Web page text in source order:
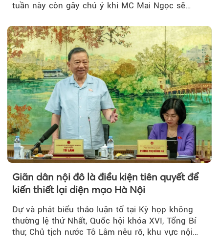
tuần này còn gây chú ý khi MC Mai Ngọc sẽ
Giãn dân nội đô là điều kiện tiên quyết để
kiến thiết lại diện mạo Hà Nội
Dự và phát biểu thảo luận tổ tại Kỳ họp không
thường lệ thứ Nhất, Quốc hội khóa XVI, Tổng Bí
thư, Chủ tịch nước Tô Lâm nêu rõ, khu vực nội